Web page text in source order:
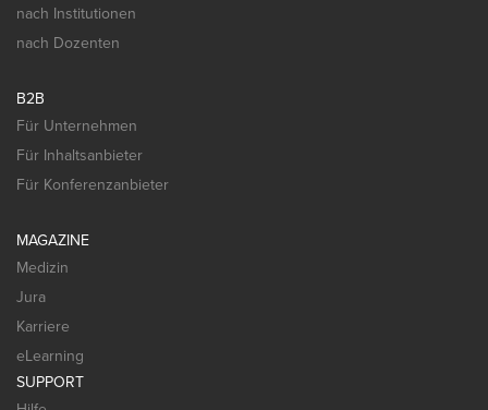
nach Institutionen
nach Dozenten
B2B
Für Unternehmen
Für Inhaltsanbieter
Für Konferenzanbieter
MAGAZINE
Medizin
Jura
Karriere
eLearning
SUPPORT